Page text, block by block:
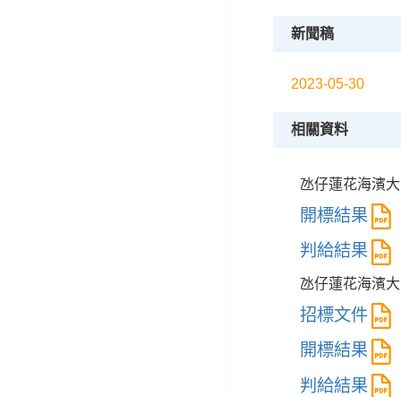
新聞稿
2023-05-30
相關資料
氹仔蓮花海濱
開標結果
判給結果
氹仔蓮花海濱
招標文件
開標結果
判給結果